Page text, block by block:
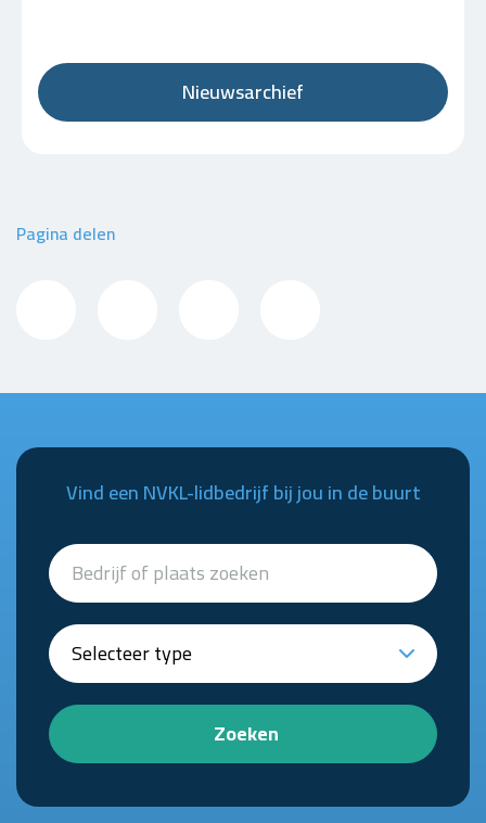
Nieuwsarchief
Pagina delen
Vind een NVKL-lidbedrijf bij jou in de buurt
Zoeken